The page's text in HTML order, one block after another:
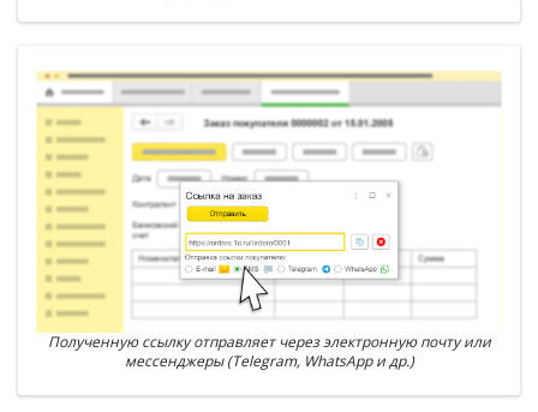
Полученную ссылку отправляет через электронную почту или
мессенджеры (Telegram, WhatsApp и др.)